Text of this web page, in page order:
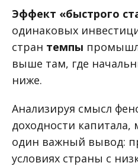
Эффект «быстрого
одинаковых
стран темпы
выше там, где
ниже.
Анализируя смысл
доходности
один важный вывод:
условиях страны с